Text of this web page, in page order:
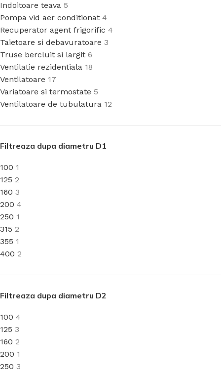
Indoitoare teava 5
Pompa vid aer conditionat 4
Recuperator agent frigorific 4
Taietoare si debavuratoare 3
Truse bercluit si largit 6
Ventilatie rezidentiala 18
Ventilatoare 17
Variatoare si termostate 5
Ventilatoare de tubulatura 12
Filtreaza dupa diametru D1
100 1
125 2
160 3
200 4
250 1
315 2
355 1
400 2
Filtreaza dupa diametru D2
100 4
125 3
160 2
200 1
250 3